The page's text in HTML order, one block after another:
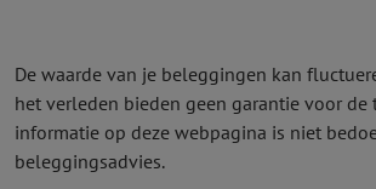
De waarde van je beleggingen kan
het verleden bieden geen garantie voor de
informatie op deze webpagina is niet
beleggingsadvies.